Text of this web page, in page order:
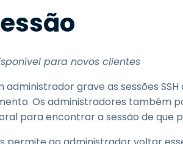
para novos clientes
grave as sessões
Os administradores também
para encontrar a sessão de que